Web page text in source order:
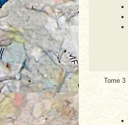
Tome 3